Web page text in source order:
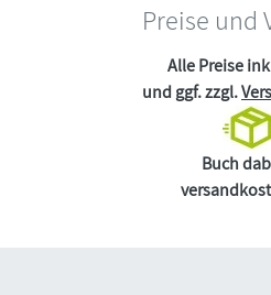
Preise und
Alle Preise
und ggf. zzgl.
Buch